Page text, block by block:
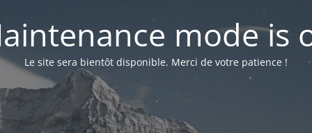
mode is
Le site sera bientôt disponible. Merci de votre patience !